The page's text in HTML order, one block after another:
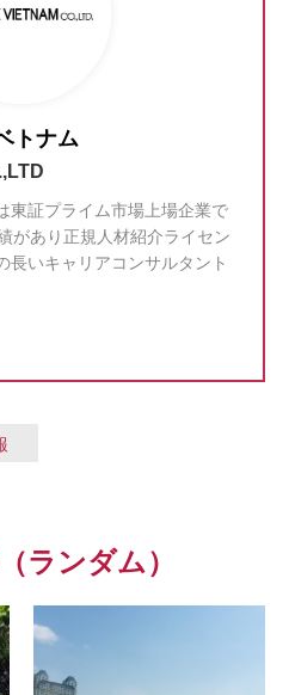
トナム
東証プライム市場上場企業で
があり正規人材紹介ライセン
長いキャリアコンサルタント
ランダム）